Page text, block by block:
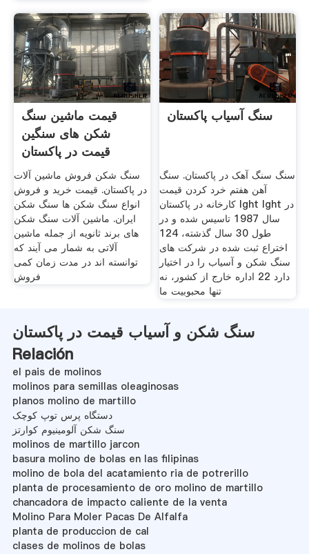
قیمت ماشین سنگ
شکن های سنگین
قیمت در پاکستان
سنگ شکن فروش ماشین آلات
در پاکستان. قیمت خرید و فروش
انواع سنگ شکن ها سنگ شکن
ایران. ماشین آلات سنگ شکن
های برند ثانویه از جمله ماشین
آلاتی به شمار می آیند که
توانسته اند در مدت زمان کمی
فروش
سنگ آسیاب پاکستان
سنگ سنگ آهک در پاکستان. سنگ
آهن هفتم خرد کردن قیمت
کارخانه در پاکستان lght lght در
سال 1987 تاسیس شده و در
طول 30 سال گذشته، 124
اختراع ثبت شده در شركت های
سنگ شكن و آسیاب را در اختیار
دارد 22 اداره خارج از کشور، نه
تنها محبوبیت ما
سنگ شکن و آسیاب قیمت در پاکستان
Relación
el pais de molinos
molinos para semillas oleaginosas
planos molino de martillo
دستگاه پرس توپ کوچک
سنگ شکن آلومینیوم کوارتز
molinos de martillo jarcon
basura molino de bolas en las filipinas
molino de bola del acatamiento ria de potrerillo
planta de procesamiento de oro molino de martillo
chancadora de impacto caliente de la venta
Molino Para Moler Pacas De Alfalfa
planta de produccion de cal
clases de molinos de bolas